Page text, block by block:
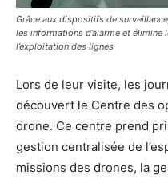
Grâce aux dispositifs de
les informations d’alarme et élimine
l’exploitation des lignes
Lors de leur visite, les
découvert le Centre des
drone. Ce centre prend
gestion centralisée de
missions des drones, la